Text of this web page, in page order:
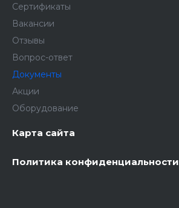
Сертификаты
Вакансии
Отзывы
Вопрос-ответ
Документы
Акции
Оборудование
Карта сайта
Политика конфиденциальности